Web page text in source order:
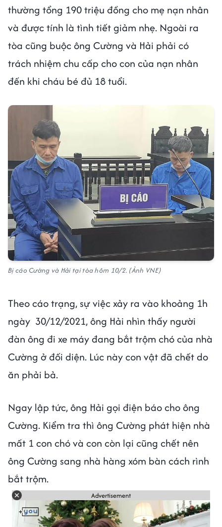
thường tổng 190 triệu đồng cho mẹ nạn nhân
và được tính là tình tiết giảm nhẹ. Ngoài ra
tòa cũng buộc ông Cường và Hải phải có
trách nhiệm chu cấp cho con của nạn nhân
đến khi cháu bé đủ 18 tuổi.
Bị cáo Cường và Hải tại tòa hôm 10/2. (Ảnh VNE)
Theo cáo trạng, sự việc xảy ra vào khoảng 1h
ngày 30/12/2021, ông Hải nhìn thấy người
đàn ông đi xe máy đang bắt trộm chó của nhà
Cường ở đối diện. Lúc này con vật đã chết do
ăn phải bả.
Ngay lập tức, ông Hải gọi điện báo cho ông
Cường. Kiểm tra thì ông Cường phát hiện nhà
mất 1 con chó và con còn lại cũng chết nên
ông Cường sang nhà hàng xóm bàn cách rình
bắt trộm.
Advertisement